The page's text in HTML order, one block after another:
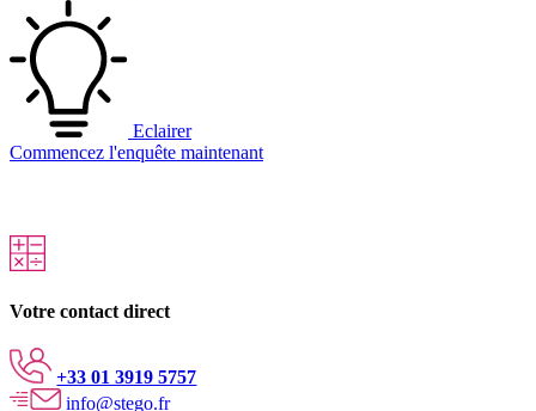
Eclairer
Commencez l'enquête maintenant
Votre contact direct
+33 01 3919 5757
info@stego.fr